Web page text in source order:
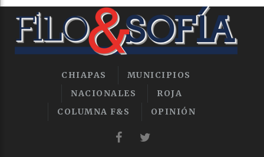
CHIAPAS
MUNICIPIOS
NACIONALES
ROJA
COLUMNA F&S
OPINIÓN